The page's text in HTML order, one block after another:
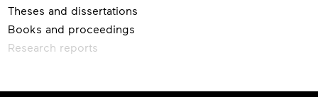
Theses and dissertations
Books and proceedings
Research reports